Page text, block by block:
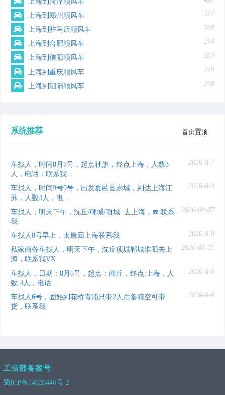
上海到郑州顺风车 377
上海到驻马店顺风车 369
上海到合肥顺风车 274
上海到信阳顺风车 265
上海到重庆顺风车 249
上海到泗阳顺风车 238
系统推荐 首页置顶
车找人，时间8月7号，起点社旗，终点上海，人数3
人，电话：联系我...
2026-8-7
车找人，时间9号9号，出发夏邑县永城，到达上海江
苏，人数4人，电...
2026-8-9
车找人，明天下午，沈丘/郸城/项城 去上海，☎️:联系
我
2026-08-07
车找人8号早上，太康回上海联系我 2026-8-8
私家商务车找人，明天下午，沈丘项城郸城淮阳去上
海，联系我VX
2026-08-07
车找人，日期：8月6号，起点：商丘，终点:上海，人
数:4人，电话...
2026-8-6
车找人6号，固始到花桥青浦只带2人后备箱空可带
货，联系我
2026-8-6
工信部备案号
蜀ICP备14026446号-2